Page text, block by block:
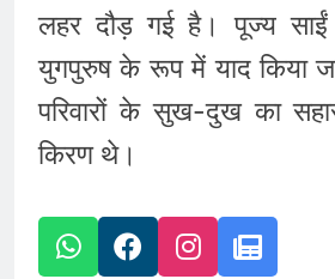
लहर दौड़ गई है। पूज्य
युगपुरुष के रूप में याद किया
परिवारों के सुख-दुख का
किरण थे।